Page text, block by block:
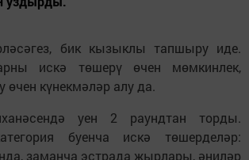
бик кызыклы тапшыру иде.
искә төшерү өчен мөмкинлек,
өчен күнекмәләр алу да.
уен 2 раундтан торды.
буенча искә төшерделәр:
заманча эстрада җырлары, әниләр